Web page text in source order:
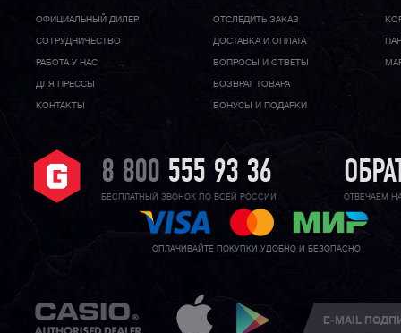
ОФИЦИАЛЬНЫЙ ДИЛЕР
CОТРУДНИЧЕСТВО
РАБОТА У НАС
ДЛЯ ПРЕССЫ
КОНТАКТЫ
ОТСЛЕДИТЬ ЗАКАЗ
ДОСТАВКА И ОПЛАТА
ВОПРОСЫ И ОТВЕТЫ
ВОЗВРАТ ТОВАРА
БОНУСЫ И ПОДАРКИ
8 800 555 93 36
БЕСПЛАТНЫЙ ЗВОНОК ПО ВСЕЙ РОССИИ ОТВЕЧАЕМ
ОПЛАЧИВАЙТЕ ПОКУПКИ УДОБНО И БЕЗОПАСНО